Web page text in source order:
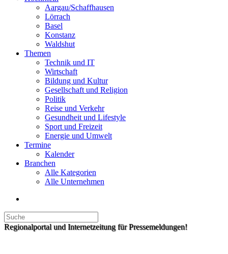
Aargau/Schaffhausen
Lörrach
Basel
Konstanz
Waldshut
Themen
Technik und IT
Wirtschaft
Bildung und Kultur
Gesellschaft und Religion
Politik
Reise und Verkehr
Gesundheit und Lifestyle
Sport und Freizeit
Energie und Umwelt
Termine
Kalender
Branchen
Alle Kategorien
Alle Unternehmen
Regionalportal und Internetzeitung für Pressemeldungen!